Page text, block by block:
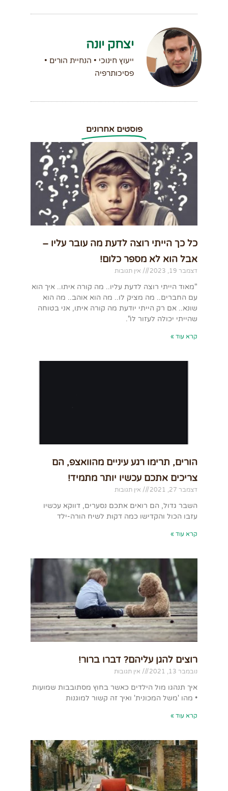
יצחק יונה
ייעוץ חינוכי • הנחיית הורים •
פסיכותרפיה
פוסטים אחרונים
כל כך הייתי רוצה לדעת מה עובר עליו –
אבל הוא לא מספר כלום!
דצמבר 19, 2023 אין תגובות
"מאוד הייתי רוצה לדעת עליו.. מה קורה איתו.. איך הוא
עם החברים.. מה מציק לו.. מה הוא אוהב.. מה הוא
שונא.. אם רק הייתי יודעת מה קורה איתו, אני בטוחה
שהייתי יכולה לעזור לו".
קרא עוד »
הורים, תרימו רגע עיניים מהוואצפ, הם
צריכים אתכם עכשיו יותר מתמיד!
דצמבר 27, 2021 אין תגובות
השבר גדול, הם רואים אתכם נסערים, דווקא עכשיו
עזבו הכול והקדישו כמה דקות לשיח הורה-ילד
קרא עוד »
רוצים להגן עליהם? דברו ברור!
נובמבר 13, 2021 אין תגובות
איך תנהגו מול הילדים כאשר בחוץ מסתובבות שמועות
• מהו 'משל המכונית' ואיך זה קשור למוגנות
קרא עוד »